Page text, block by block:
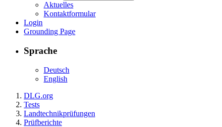
Aktuelles
Kontaktformular
Login
Grounding Page
Sprache
Deutsch
English
DLG.org
Tests
Landtechnikprüfungen
Prüfberichte